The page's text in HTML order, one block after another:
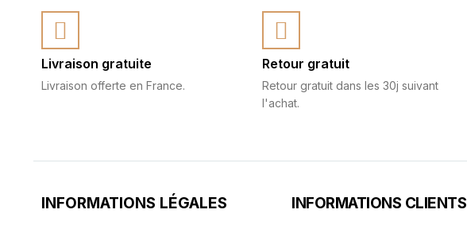
Livraison gratuite
Livraison offerte en France.
Retour gratuit
Retour gratuit dans les 30j suivant
l'achat.
INFORMATIONS LÉGALES INFORMATIONS CLIENTS